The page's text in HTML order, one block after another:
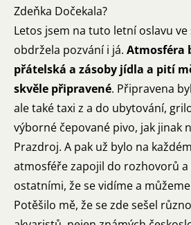
Zdeňka Dočekala?
Letos jsem na tuto letní oslavu ve
obdržela pozvání i já. Atmosféra
přátelská a zásoby jídla a pití
skvěle připravené. Připravena
ale také taxi z a do ubytování,
výborné čepované pivo, jak jinak
Prazdroj. A pak už bylo na
atmosféře zapojil do rozhovorů a
ostatními, že se vidíme a
Potěšilo mě, že se zde sešel